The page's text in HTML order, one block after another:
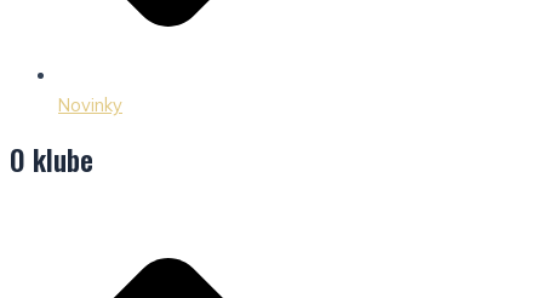
Novinky
O klube